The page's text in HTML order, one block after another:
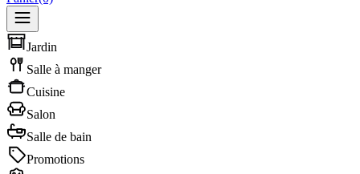
Jardin
Salle à manger
Cuisine
Salon
Salle de bain
Promotions